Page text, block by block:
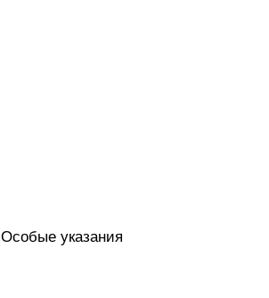
Особые указания